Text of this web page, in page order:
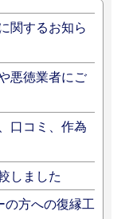
関するお知ら
悪徳業者にご
口コミ、作為
しました
の方への復縁工